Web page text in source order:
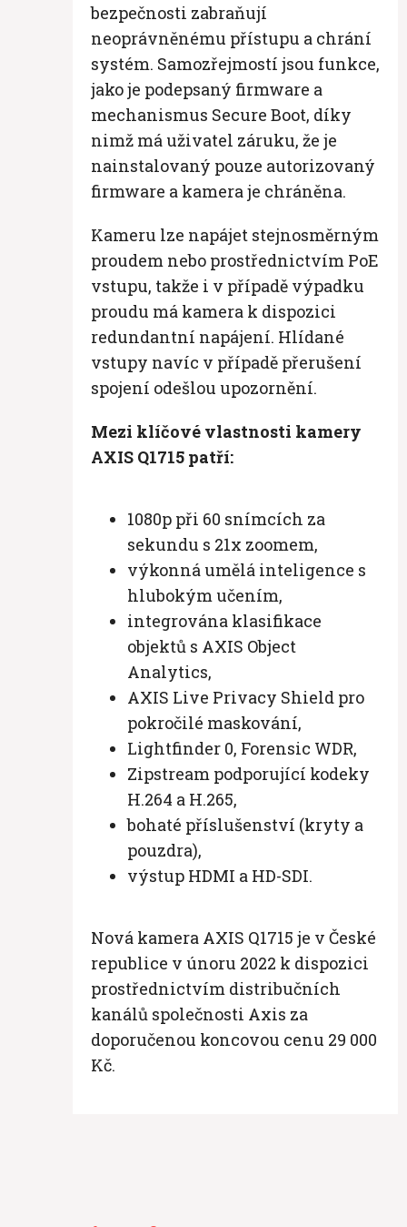
bezpečnosti zabraňují
neoprávněnému přístupu a chrání
systém. Samozřejmostí jsou funkce,
jako je podepsaný firmware a
mechanismus Secure Boot, díky
nimž má uživatel záruku, že je
nainstalovaný pouze autorizovaný
firmware a kamera je chráněna.
Kameru lze napájet stejnosměrným
proudem nebo prostřednictvím PoE
vstupu, takže i v případě výpadku
proudu má kamera k dispozici
redundantní napájení. Hlídané
vstupy navíc v případě přerušení
spojení odešlou upozornění.
Mezi klíčové vlastnosti kamery
AXIS Q1715 patří:
1080p při 60 snímcích za
sekundu s 21x zoomem,
výkonná umělá inteligence s
hlubokým učením,
integrována klasifikace
objektů s AXIS Object
Analytics,
AXIS Live Privacy Shield pro
pokročilé maskování,
Lightfinder 0, Forensic WDR,
Zipstream podporující kodeky
H.264 a H.265,
bohaté příslušenství (kryty a
pouzdra),
výstup HDMI a HD-SDI.
Nová kamera AXIS Q1715 je v České
republice v únoru 2022 k dispozici
prostřednictvím distribučních
kanálů společnosti Axis za
doporučenou koncovou cenu 29 000
Kč.